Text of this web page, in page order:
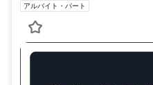
アルバイト・パート